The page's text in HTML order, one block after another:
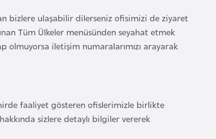
bizlere ulaşabilir dilerseniz ofisimizi de ziyaret
Tüm Ülkeler menüsünden seyahat etmek
olmuyorsa iletişim numaralarımızı arayarak
faaliyet gösteren ofislerimizle birlikte
sizlere detaylı bilgiler vererek